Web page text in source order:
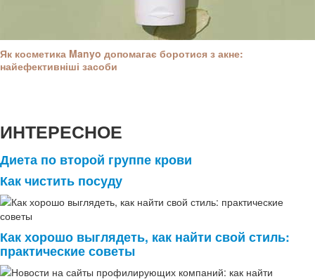
Як косметика Manyo допомагає боротися з акне:
найефективніші засоби
ИНТЕРЕСНОЕ
Диета по второй группе крови
Как чистить посуду
Как хорошо выглядеть, как найти свой стиль:
практические советы